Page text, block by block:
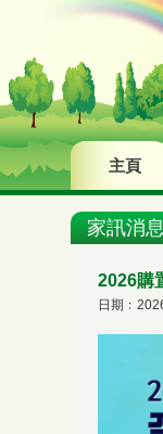
主頁
家訊消息
2026購
日期